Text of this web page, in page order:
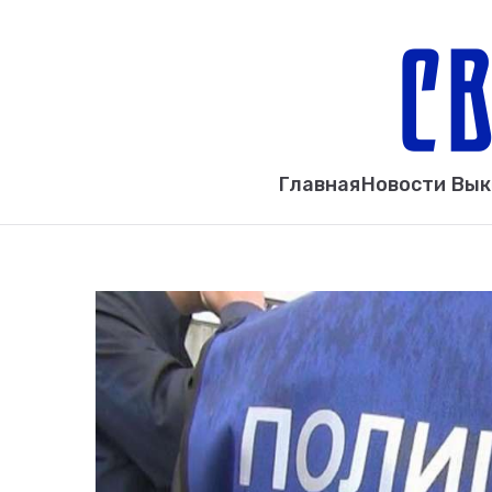
ГлавнаяНовости